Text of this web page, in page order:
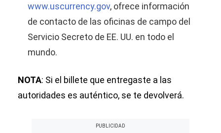
www.uscurrency.gov, ofrece información
de contacto de las oficinas de campo del
Servicio Secreto de EE. UU. en todo el
mundo.
NOTA: Si el billete que entregaste a las
autoridades es auténtico, se te devolverá.